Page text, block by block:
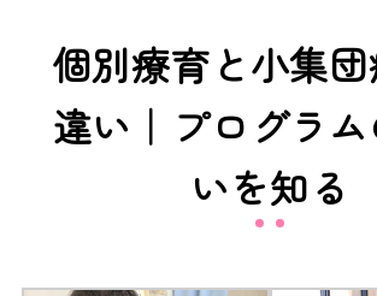
個別療育と小集
違い｜プログラ
いを知る